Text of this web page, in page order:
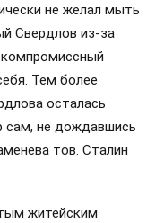
не желал мыть
Свердлов из-за
компромиссный
Тем более
осталась
сам, не дождавшись
тов. Сталин
житейским